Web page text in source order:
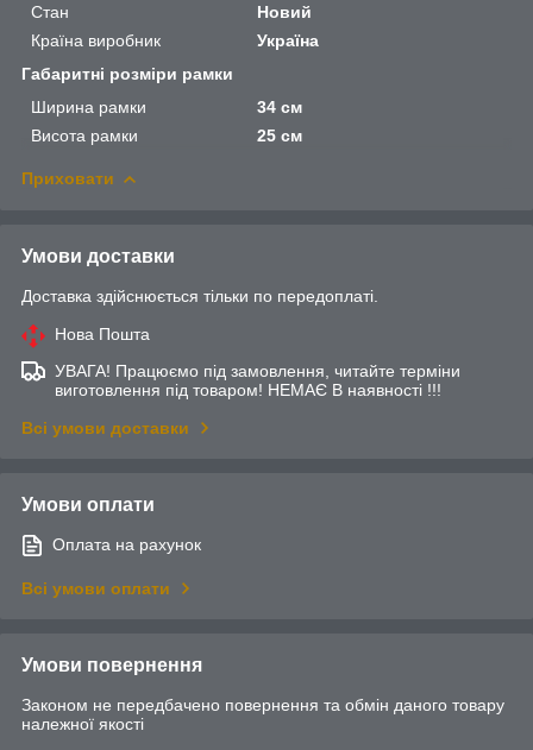
Стан
Новий
Країна виробник
Україна
Габаритні розміри рамки
Ширина рамки
34 см
Висота рамки
25 см
Приховати
Умови доставки
Доставка здійснюється тільки по передоплаті.
Нова Пошта
УВАГА! Працюємо під замовлення, читайте терміни
виготовлення під товаром! НЕМАЄ В наявності !!!
Всі умови доставки
Умови оплати
Оплата на рахунок
Всі умови оплати
Умови повернення
Законом не передбачено повернення та обмін даного товару
належної якості